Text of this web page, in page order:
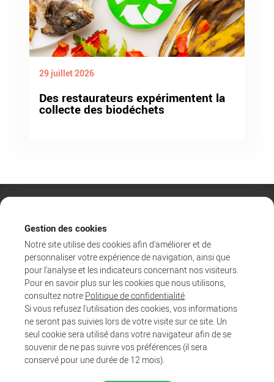
Gestion des cookies
Notre site utilise des cookies afin d'améliorer et de
personnaliser votre expérience de navigation, ainsi que
pour l'analyse et les indicateurs concernant nos visiteurs.
Pour en savoir plus sur les cookies que nous utilisons,
consultez notre Politique de confidentialité
Si vous refusez l'utilisation des cookies, vos informations
ne seront pas suivies lors de votre visite sur ce site. Un
seul cookie sera utilisé dans votre navigateur afin de se
souvenir de ne pas suivre vos préférences (il sera
conservé pour une durée de 12 mois).
29 juillet 2026
Des restaurateurs expérimentent la
collecte des biodéchets
Agglo
Entreprendre et collaborer
Au quotidien